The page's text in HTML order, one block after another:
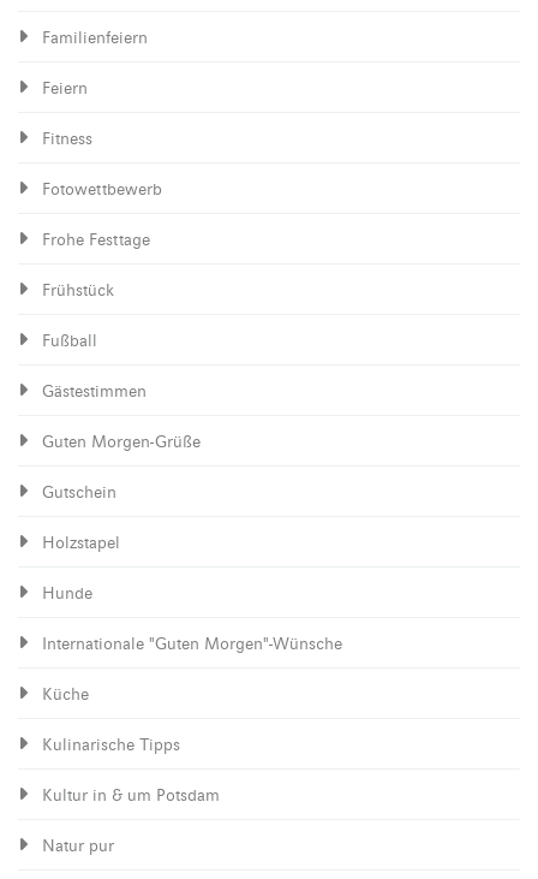
Familienfeiern
Feiern
Fitness
Fotowettbewerb
Frohe Festtage
Frühstück
Fußball
Gästestimmen
Guten Morgen-Grüße
Gutschein
Holzstapel
Hunde
Internationale "Guten Morgen"-Wünsche
Küche
Kulinarische Tipps
Kultur in & um Potsdam
Natur pur